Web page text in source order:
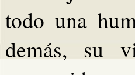
todo una
demás, su